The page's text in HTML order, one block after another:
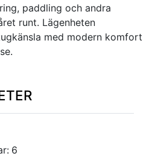
paddling och andra
runt. Lägenheten
med modern komfort
6